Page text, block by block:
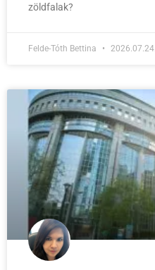
zöldfalak?
Felde-Tóth Bettina 2026.07.24.